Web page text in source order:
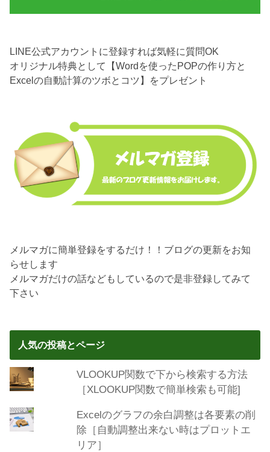
LINE公式アカウントに登録すれば気軽に質問OK
オリジナル特典として【Wordを使ったPOPの作り方と
Excelの自動計算のツボとコツ】をプレゼント
メルマガに簡単登録をするだけ！！ブログの更新をお知
らせします
メルマガだけの話などもしているので是非登録してみて
下さい
人気の投稿とページ
VLOOKUP関数で下から検索する方法
［XLOOKUP関数で簡単検索も可能]
Excelのグラフの余白調整は各要素の削
除［自動調整出来ない時はプロットエ
リア］